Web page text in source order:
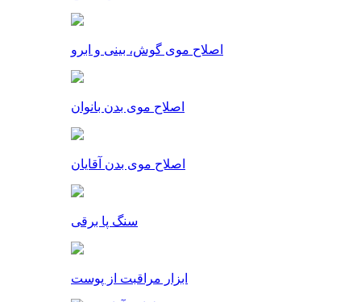
اصلاح موی گوش، بینی و ابرو
اصلاح موی بدن بانوان
اصلاح موی بدن آقایان
سنگ پا برقی
ابزار مراقبت از پوست